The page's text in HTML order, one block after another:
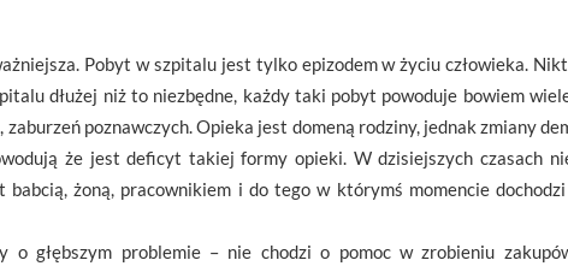
Pobyt w szpitalu jest tylko epizodem w życiu człowieka.
dłużej niż to niezbędne, każdy taki pobyt powoduje bowiem
poznawczych. Opieka jest domeną rodziny, jednak zmiany
że jest deficyt takiej formy opieki. W dzisiejszych czasach
babcią, żoną, pracownikiem i do tego w którymś momencie
o głębszym problemie – nie chodzi o pomoc w zrobieniu